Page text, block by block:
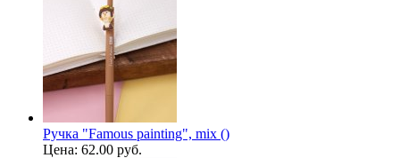
Ручка "Famous painting", mix ()
Цена: 62.00 руб.